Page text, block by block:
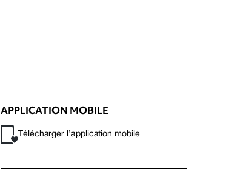
APPLICATION MOBILE
Télécharger l’application mobile